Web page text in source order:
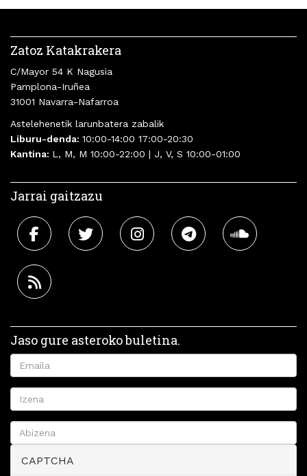
Zatoz Katakrakera
C/Mayor 54 K Nagusia
Pamplona-Iruñea
31001 Navarra-Nafarroa
Astelehenetik larunbatera zabalik
Liburu-denda: 10:00-14:00 17:00-20:30
Kantina: L, M, M 10:00-22:00 | J, V, S 10:00-01:00
Jarrai gaitzazu
Jaso gure asteroko buletina.
CAPTCHA